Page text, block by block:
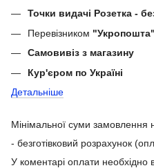
Точки видачі Розетка -
Перевізником "Укропошта"
Самовивіз з магазину
Кур'єром по Україні
Детальніше
Мінімальної суми замовлення
- безготівковий розрахунок
У коментарі оплати